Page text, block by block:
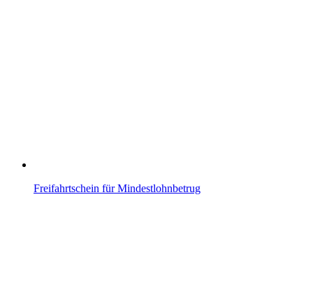
Freifahrtschein für Mindestlohnbetrug